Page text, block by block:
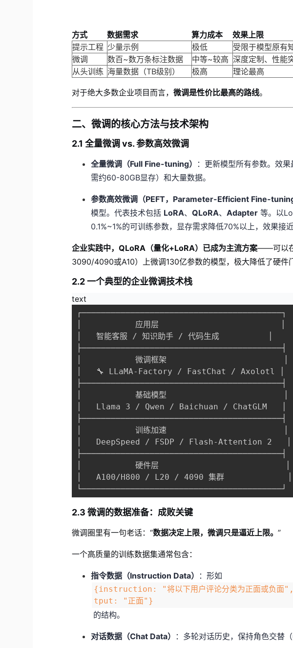
方式 数据需求 算力成本 效果上限
提示工程 少量示例 极低 受限于模型原有
微调
数百~数万条标注数据 中等~较高 深度定制、性能
从头训练 海量数据（TB级别） 极高 理论最高
对于绝大多数企业项目而言，微调是性价比最高的路线。
二、微调的核心方法与技术架构
2.1 全量微调 vs. 参数高效微调
全量微调（Full Fine-tuning）
：更新模型所有参数。效
需约60-80GB显存）和大量数据。
参数高效微调（PEFT，Parameter-Efficient Fine-tuning
模型。代表技术包括 LoRA、QLoRA、Adapter 等。以
0.1%~1%的可训练参数，显存需求降低70%以上，效果接近
企业实践中，QLoRA（量化+LoRA）已成为主流方案——可以
3090/4090或A10）上微调130亿参数的模型，极大降低了硬件
2.2 一个典型的企业微调技术栈
text
┌─────────────────────────────────────────┐
│           应用层                         │
│   智能客服 / 知识助手 / 代码生成          │
├─────────────────────────────────────────┤
│           微调框架                        │
│   🔧 LLaMA-Factory / FastChat / Axolotl │
├─────────────────────────────────────────┤
│           基础模型                        │
│   Llama 3 / Qwen / Baichuan / ChatGLM   │
├─────────────────────────────────────────┤
│           训练加速                        │
│   DeepSpeed / FSDP / Flash-Attention 2   │
├─────────────────────────────────────────┤
│           硬件层                          │
│   A100/H800 / L20 / 4090 集群             │
└─────────────────────────────────────────┘
2.3 微调的数据准备：成败关键
微调圈里有一句老话：“数据决定上限，微调只是逼近上限。”
一个高质量的训练数据集通常包含：
指令数据（Instruction Data） ：形如
{instruction: "将以下用户评论分类为正面或负
tput: "正面"}
的结构。
对话数据（Chat Data） ：多轮对话历史，保持角色交替